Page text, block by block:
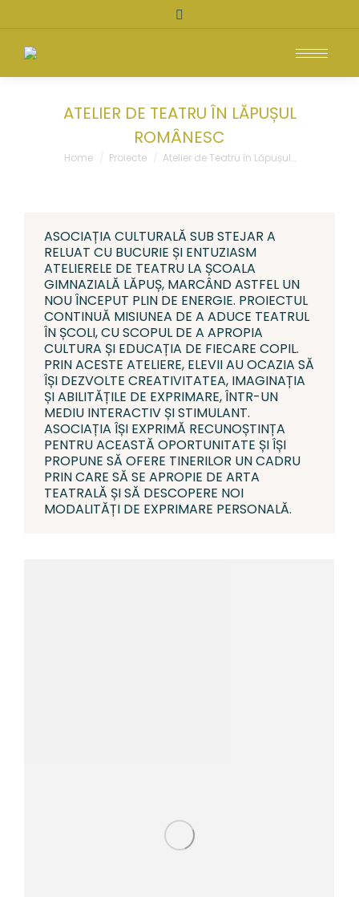
Search:
ATELIER DE TEATRU ÎN LĂPUȘUL
ROMÂNESC
You are here:
Home Proiecte Atelier de Teatru în Lăpușul…
ASOCIAȚIA CULTURALĂ SUB STEJAR A
RELUAT CU BUCURIE ȘI ENTUZIASM
ATELIERELE DE TEATRU LA ȘCOALA
GIMNAZIALĂ LĂPUȘ, MARCÂND ASTFEL UN
NOU ÎNCEPUT PLIN DE ENERGIE. PROIECTUL
CONTINUĂ MISIUNEA DE A ADUCE TEATRUL
ÎN ȘCOLI, CU SCOPUL DE A APROPIA
CULTURA ȘI EDUCAȚIA DE FIECARE COPIL.
PRIN ACESTE ATELIERE, ELEVII AU OCAZIA SĂ
ÎȘI DEZVOLTE CREATIVITATEA, IMAGINAȚIA
ȘI ABILITĂȚILE DE EXPRIMARE, ÎNTR-UN
MEDIU INTERACTIV ȘI STIMULANT.
ASOCIAȚIA ÎȘI EXPRIMĂ RECUNOȘTINȚA
PENTRU ACEASTĂ OPORTUNITATE ȘI ÎȘI
PROPUNE SĂ OFERE TINERILOR UN CADRU
PRIN CARE SĂ SE APROPIE DE ARTA
TEATRALĂ ȘI SĂ DESCOPERE NOI
MODALITĂȚI DE EXPRIMARE PERSONALĂ.